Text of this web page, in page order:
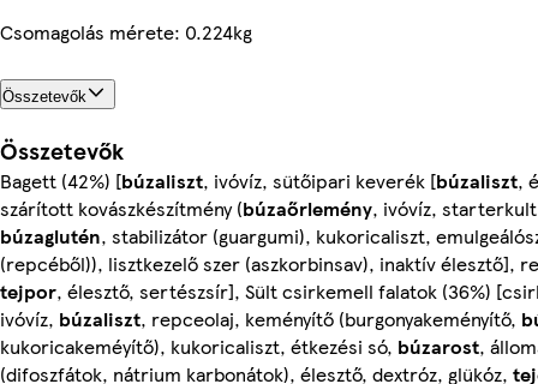
Csomagolás mérete: 0.224kg
Összetevők
Összetevők
Bagett (42%) [búzaliszt, ivóvíz, sütőipari keverék [búzaliszt,
szárított kovászkészítmény (búzaőrlemény, ivóvíz,
búzaglutén, stabilizátor (guargumi), kukoricaliszt,
(repcéből)), lisztkezelő szer (aszkorbinsav), inaktív élesztő],
tejpor, élesztő, sertészsír], Sült csirkemell falatok (36%)
ivóvíz, búzaliszt, repceolaj, keményítő (burgonyakeményítő,
kukoricakeméyítő), kukoricaliszt, étkezési só, búzarost,
(difoszfátok, nátrium karbonátok), élesztő, dextróz, glükóz,